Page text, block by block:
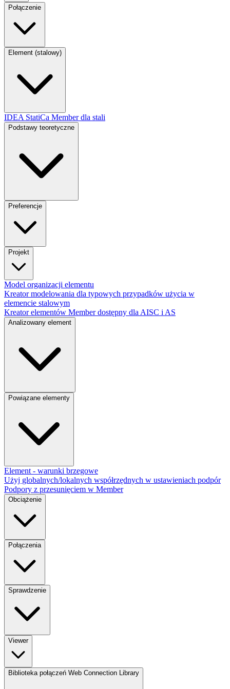
Połączenie
Element (stalowy)
IDEA StatiCa Member dla stali
Podstawy teoretyczne
Preferencje
Projekt
Model organizacji elementu
Kreator modelowania dla typowych przypadków użycia w
elemencie stalowym
Kreator elementów Member dostępny dla AISC i AS
Analizowany element
Powiązane elementy
Element - warunki brzegowe
Użyj globalnych/lokalnych współrzędnych w ustawieniach podpór
Podpory z przesunięciem w Member
Obciążenie
Połączenia
Sprawdzenie
Viewer
Biblioteka połączeń Web Connection Library